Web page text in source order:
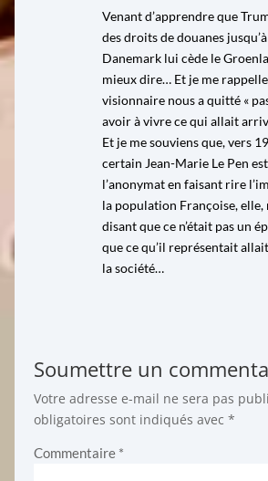
Venant d’apprendre que
des droits de douanes
Danemark lui cède le
mieux dire… Et je me
visionnaire nous a quitté «
avoir à vivre ce qui allait
Et je me souviens que, vers
certain Jean-Marie Le Pen
l’anonymat en faisant rire
la population Françoise, elle,
disant que ce n’était pas un
que ce qu’il représentait
la société…
Soumettre un
Votre adresse e-mail ne sera pas
obligatoires sont indiqués avec *
Commentaire *